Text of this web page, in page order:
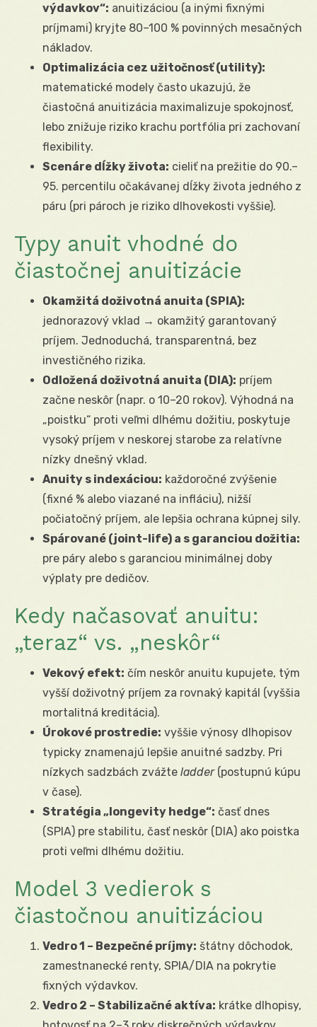
výdavkov“: anuitizáciou (a inými fixnými
príjmami) kryjte 80–100 % povinných mesačných
nákladov.
Optimalizácia cez užitočnosť (utility):
matematické modely často ukazujú, že
čiastočná anuitizácia maximalizuje spokojnosť,
lebo znižuje riziko krachu portfólia pri zachovaní
flexibility.
Scenáre dĺžky života: cieliť na prežitie do 90.–
95. percentilu očakávanej dĺžky života jedného z
páru (pri pároch je riziko dlhovekosti vyššie).
Typy anuit vhodné do
čiastočnej anuitizácie
Okamžitá doživotná anuita (SPIA):
jednorazový vklad → okamžitý garantovaný
príjem. Jednoduchá, transparentná, bez
investičného rizika.
Odložená doživotná anuita (DIA): príjem
začne neskôr (napr. o 10–20 rokov). Výhodná na
„poistku“ proti veľmi dlhému dožitiu, poskytuje
vysoký príjem v neskorej starobe za relatívne
nízky dnešný vklad.
Anuity s indexáciou: každoročné zvýšenie
(fixné % alebo viazané na infláciu), nižší
počiatočný príjem, ale lepšia ochrana kúpnej sily.
Spárované (joint-life) a s garanciou dožitia:
pre páry alebo s garanciou minimálnej doby
výplaty pre dedičov.
Kedy načasovať anuitu:
„teraz“ vs. „neskôr“
Vekový efekt: čím neskôr anuitu kupujete, tým
vyšší doživotný príjem za rovnaký kapitál (vyššia
mortalitná kreditácia).
Úrokové prostredie: vyššie výnosy dlhopisov
typicky znamenajú lepšie anuitné sadzby. Pri
nízkych sadzbách zvážte ladder(postupnú kúpu
v čase).
Stratégia „longevity hedge“: časť dnes
(SPIA) pre stabilitu, časť neskôr (DIA) ako poistka
proti veľmi dlhému dožitiu.
Model 3 vedierok s
čiastočnou anuitizáciou
Vedro 1 – Bezpečné príjmy: štátny dôchodok,
zamestnanecké renty, SPIA/DIA na pokrytie
fixných výdavkov.
Vedro 2 – Stabilizačné aktíva: krátke dlhopisy,